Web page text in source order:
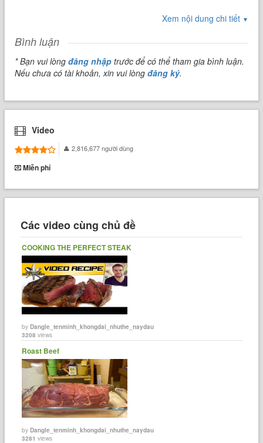
Xem nội dung chi tiết ▼
Bình luận
* Bạn vui lòngđăng nhập trước để có thể tham gia bình luận.
Nếu chưa có tài khoản, xin vui lòngđăng ký.
Video
2,816,677 người dùng
Miễn phí
Các video cùng chủ đề
COOKING THE PERFECT STEAK
byDangle_tenminh_khongdai_nhuthe_naydau
3208 views
Roast Beef
byDangle_tenminh_khongdai_nhuthe_naydau
3281 views